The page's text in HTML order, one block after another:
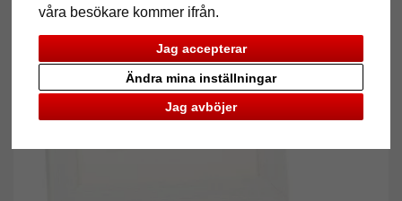
våra besökare kommer ifrån.
Jag accepterar
Jag avböjer
Ändra mina inställningar
Tillbaka